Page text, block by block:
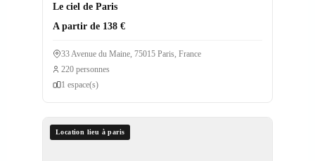
Le ciel de Paris
A partir de 138 €
33 Avenue du Maine, 75015 Paris, France
220 personnes
1 espace(s)
Location lieu à paris